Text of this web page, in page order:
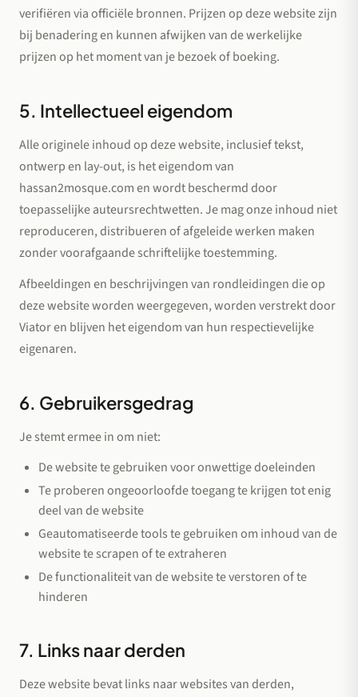
verifiëren via officiële bronnen. Prijzen op deze website zijn
bij benadering en kunnen afwijken van de werkelijke
prijzen op het moment van je bezoek of boeking.
5. Intellectueel eigendom
Alle originele inhoud op deze website, inclusief tekst,
ontwerp en lay-out, is het eigendom van
hassan2mosque.com en wordt beschermd door
toepasselijke auteursrechtwetten. Je mag onze inhoud niet
reproduceren, distribueren of afgeleide werken maken
zonder voorafgaande schriftelijke toestemming.
Afbeeldingen en beschrijvingen van rondleidingen die op
deze website worden weergegeven, worden verstrekt door
Viator en blijven het eigendom van hun respectievelijke
eigenaren.
6. Gebruikersgedrag
Je stemt ermee in om niet:
De website te gebruiken voor onwettige doeleinden
Te proberen ongeoorloofde toegang te krijgen tot enig
deel van de website
Geautomatiseerde tools te gebruiken om inhoud van de
website te scrapen of te extraheren
De functionaliteit van de website te verstoren of te
hinderen
7. Links naar derden
Deze website bevat links naar websites van derden,